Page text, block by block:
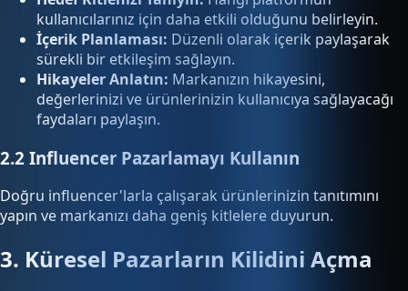
kullanıcılarınız için daha etkili olduğunu belirleyin.
İçerik Planlaması: Düzenli olarak içerik paylaşarak
sürekli bir etkileşim sağlayın.
Hikayeler Anlatın: Markanızın hikayesini,
değerlerinizi ve ürünlerinizin kullanıcıya sağlayacağı
faydaları paylaşın.
2.2 Influencer Pazarlamayı Kullanın
Doğru influencer'larla çalışarak ürünlerinizin tanıtımını
yapın ve markanızı daha geniş kitlelere duyurun.
3. Küresel Pazarların Kilidini Açma